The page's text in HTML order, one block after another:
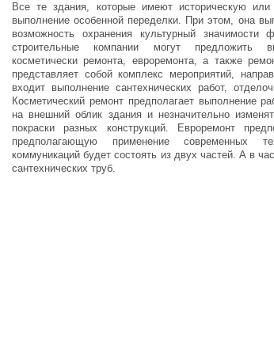
Все те здания, которые имеют историческую или
выполнение особенной переделки. При этом, она
возможность охранения культурный значимости
строительные компании могут предложить
косметически ремонта, евроремонта, а также
представляет собой комплекс мероприятий,
входит выполнение сантехнических работ,
Косметический ремонт предполагает выполнение
на внешний облик здания и незначительно
покраски разных конструкций. Евроремонт
предполагающую применение современных
коммуникаций будет состоять из двух частей. А в
сантехнических труб.